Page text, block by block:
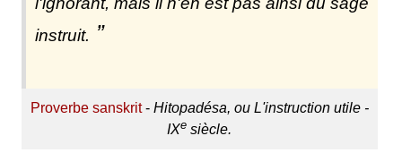
instruit.
Proverbe sanskrit- Hitopadésa, ou L'instruction utile -
IXe siècle.